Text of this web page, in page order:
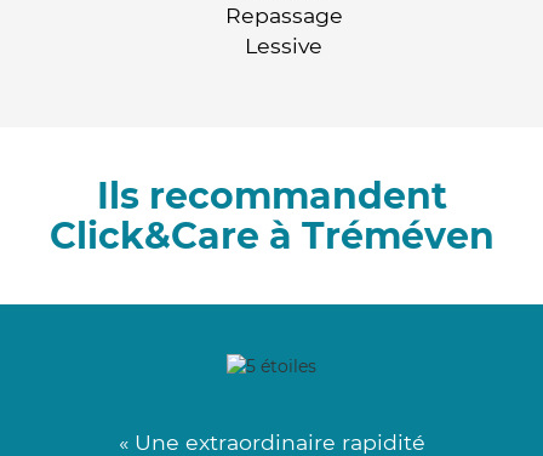
Repassage
Lessive
Ils recommandent
Click&Care à Tréméven
« Une extraordinaire rapidité